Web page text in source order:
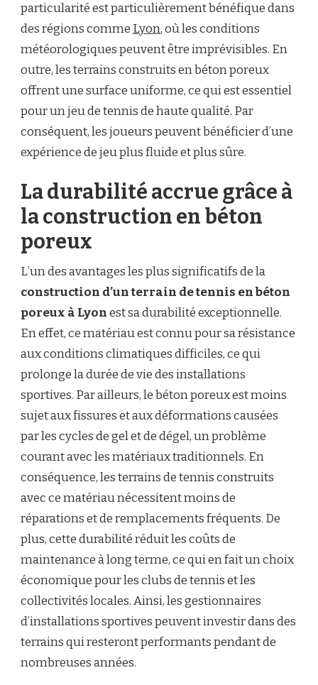
particularité est particulièrement bénéfique dans
des régions comme Lyon, où les conditions
météorologiques peuvent être imprévisibles. En
outre, les terrains construits en béton poreux
offrent une surface uniforme, ce qui est essentiel
pour un jeu de tennis de haute qualité. Par
conséquent, les joueurs peuvent bénéficier d’une
expérience de jeu plus fluide et plus sûre.
La durabilité accrue grâce à
la construction en béton
poreux
L’un des avantages les plus significatifs de la
construction d’un terrain de tennis en béton
poreux à Lyonest sa durabilité exceptionnelle.
En effet, ce matériau est connu pour sa résistance
aux conditions climatiques difficiles, ce qui
prolonge la durée de vie des installations
sportives. Par ailleurs, le béton poreux est moins
sujet aux fissures et aux déformations causées
par les cycles de gel et de dégel, un problème
courant avec les matériaux traditionnels. En
conséquence, les terrains de tennis construits
avec ce matériau nécessitent moins de
réparations et de remplacements fréquents. De
plus, cette durabilité réduit les coûts de
maintenance à long terme, ce qui en fait un choix
économique pour les clubs de tennis et les
collectivités locales. Ainsi, les gestionnaires
d’installations sportives peuvent investir dans des
terrains qui resteront performants pendant de
nombreuses années.